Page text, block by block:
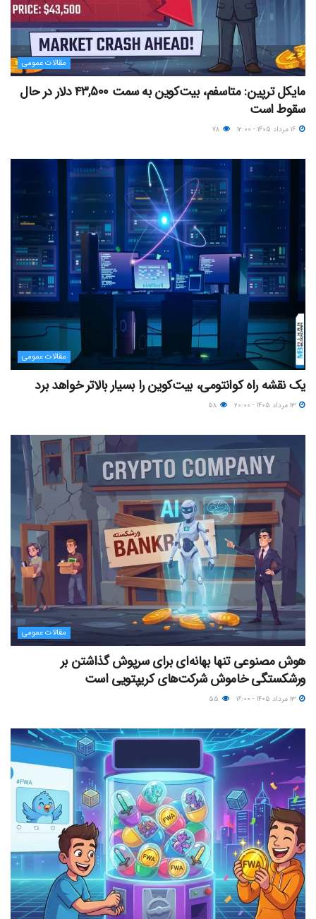
مقالات عمومی
مایکل ترپین: متاسفم، بیت‌کوین به سمت ۴۳,۵۰۰ دلار در حال
سقوط است
مقالات عمومی
یک نقشه راه کوانتومی، بیت‌کوین را بسیار بالاتر خواهد برد
مقالات عمومی
هوش مصنوعی تنها بهانه‌ای برای سرپوش گذاشتن بر
ورشکستگی خاموش شرکت‌های کریپتویی است